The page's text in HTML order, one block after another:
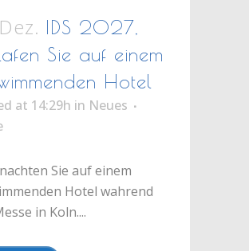
IDS 2027,
Sie auf einem
Hotel
at 14:29h in Neues
Sie auf einem
Hotel wahrend
in Koln....